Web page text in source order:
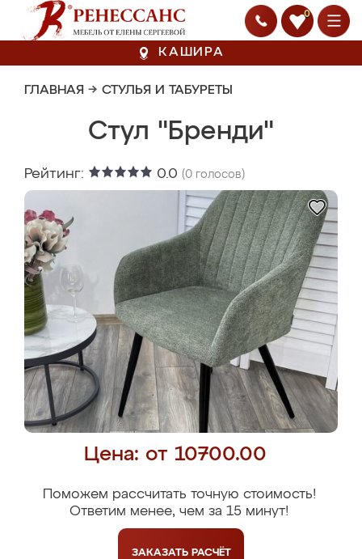
0
КАШИРА
ГЛАВНАЯ → СТУЛЬЯ И ТАБУРЕТЫ
Стул "Бренди"
Рейтинг: 0.0 (0 голосов)
Цена: от 10700.00
Поможем рассчитать точную стоимость!
Ответим менее, чем за 15 минут!
ЗАКАЗАТЬ РАСЧЁТ